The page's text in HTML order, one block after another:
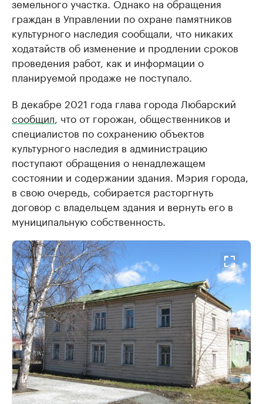
земельного участка. Однако на обращения
граждан в Управлении по охране памятников
культурного наследия сообщали, что никаких
ходатайств об изменение и продлении сроков
проведения работ, как и информации о
планируемой продаже не поступало.
В декабре 2021 года глава города Любарский
сообщил, что от горожан, общественников и
специалистов по сохранению объектов
культурного наследия в администрацию
поступают обращения о ненадлежащем
состоянии и содержании здания. Мэрия города,
в свою очередь, собирается расторгнуть
договор с владельцем здания и вернуть его в
муниципальную собственность.